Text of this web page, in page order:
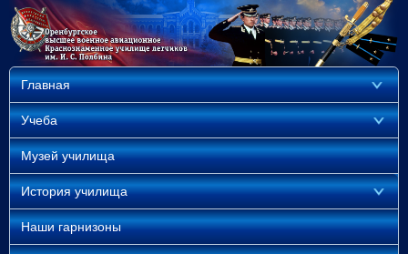
Главная
Учеба
Музей училища
История училища
Наши гарнизоны